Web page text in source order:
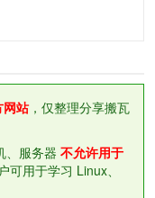
站，仅整理分享搬瓦
、服务器 不允许用于
可用于学习 Linux、